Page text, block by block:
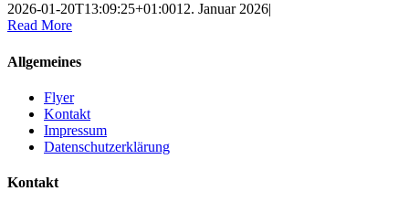
2026-01-20T13:09:25+01:0012. Januar 2026|
Read More
Allgemeines
Flyer
Kontakt
Impressum
Datenschutzerklärung
Kontakt